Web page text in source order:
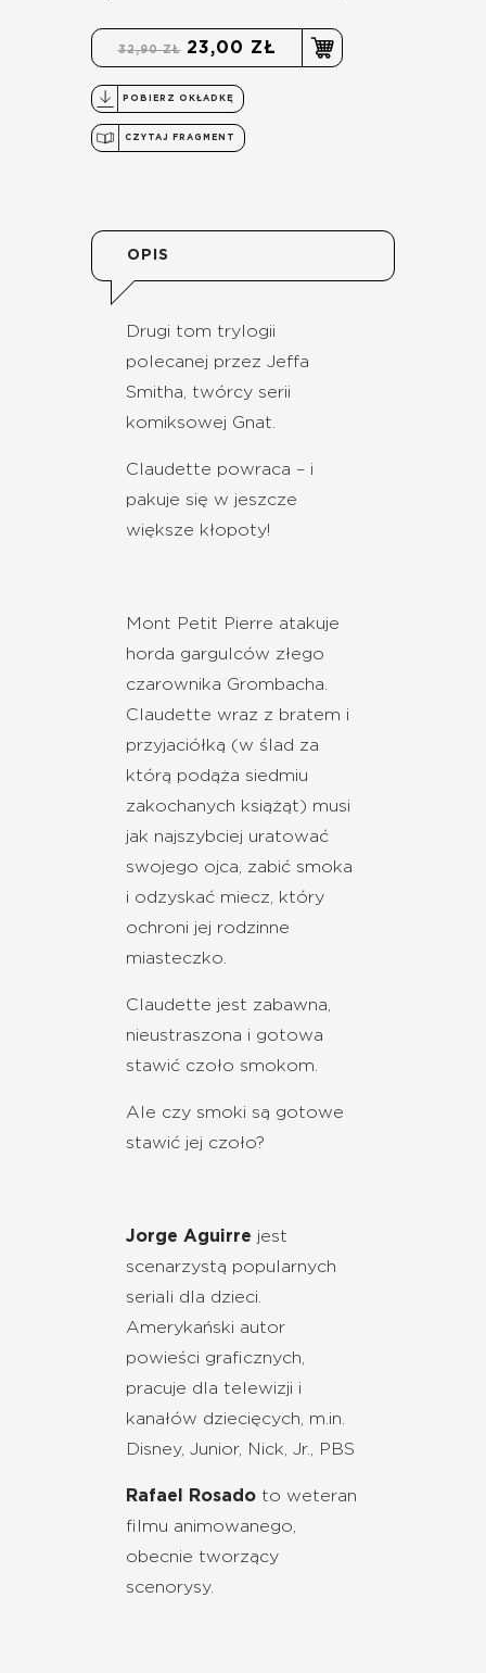
32,90 ZŁ 23,00 ZŁ
POBIERZ OKŁADKĘ
CZYTAJ FRAGMENT
OPIS
Drugi tom trylogii
polecanej przez Jeffa
Smitha, twórcy serii
komiksowej Gnat.
Claudette powraca – i
pakuje się w jeszcze
większe kłopoty!
Mont Petit Pierre atakuje
horda gargulców złego
czarownika Grombacha.
Claudette wraz z bratem i
przyjaciółką (w ślad za
którą podąża siedmiu
zakochanych książąt) musi
jak najszybciej uratować
swojego ojca, zabić smoka
i odzyskać miecz, który
ochroni jej rodzinne
miasteczko.
Claudette jest zabawna,
nieustraszona i gotowa
stawić czoło smokom.
Ale czy smoki są gotowe
stawić jej czoło?
Jorge Aguirre jest
scenarzystą popularnych
seriali dla dzieci.
Amerykański autor
powieści graficznych,
pracuje dla telewizji i
kanałów dziecięcych, m.in.
Disney, Junior, Nick, Jr., PBS
Rafael Rosado to weteran
filmu animowanego,
obecnie tworzący
scenorysy.